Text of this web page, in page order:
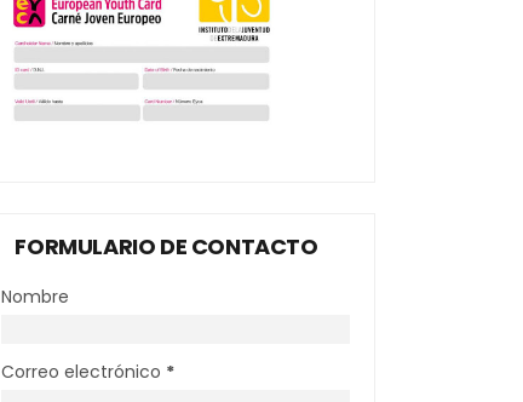
FORMULARIO DE CONTACTO
Nombre
Correo electrónico *